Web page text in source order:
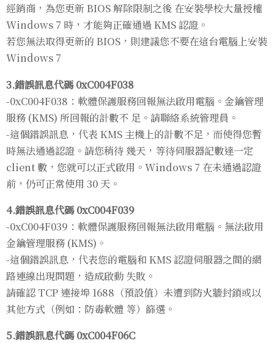
經銷商，為您更新 BIOS 解除限制之後 在安裝學校大量授權
Windows 7 時，才能夠正確通過 KMS 認證。
若您無法取得更新的 BIOS，則建議您不要在這台電腦上安裝
Windows 7
3.錯誤訊息代碼 0xC004F038
-0xC004F038：軟體保護服務回報無法啟用電腦。金鑰管理
服務 (KMS) 所回報的計數不 足。請聯絡系統管理員。
-這個錯誤訊息，代表 KMS 主機上的計數不足，而使得您暫
時無法通過認證。請您稍待 幾天，等待伺服器記數達一定
client 數，您就可以正式啟用。Windows 7 在未通過認證
前，仍可正常使用 30 天。
4.錯誤訊息代碼 0xC004F039
-0xC004F039：軟體保護服務回報無法啟用電腦。無法啟用
金鑰管理服務 (KMS)。
-這個錯誤訊息，代表您的電腦和 KMS 認證伺服器之間的網
路連線出現問題，造成啟動 失敗。
請確認 TCP 連接埠 1688（預設值）未遭到防火牆封鎖或以
其他方式（例如：防毒軟體 等）篩選。
5.錯誤訊息代碼 0xC004F06C